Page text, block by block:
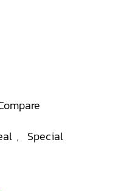
, Special